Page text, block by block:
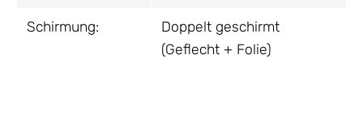
Schirmung:
Doppelt geschirmt
(Geflecht + Folie)